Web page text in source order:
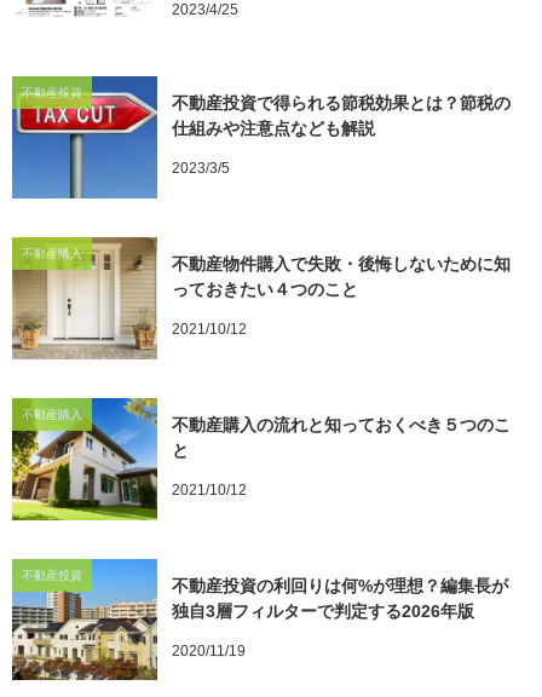
2023/4/25
不動産投資
不動産投資で得られる節税効果とは？節税の
仕組みや注意点なども解説
2023/3/5
不動産購入
不動産物件購入で失敗・後悔しないために知
っておきたい４つのこと
2021/10/12
不動産購入
不動産購入の流れと知っておくべき５つのこ
と
2021/10/12
不動産投資
不動産投資の利回りは何%が理想？編集長が
独自3層フィルターで判定する2026年版
2020/11/19